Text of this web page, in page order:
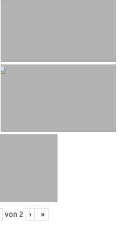
von 2 › »